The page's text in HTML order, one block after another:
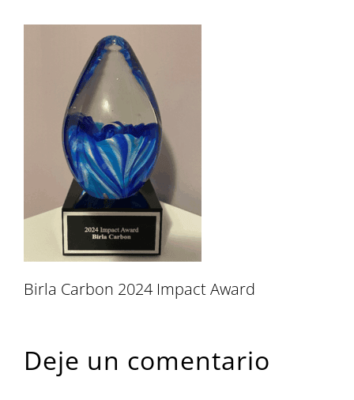
Birla Carbon 2024 Impact Award
Deje un comentario